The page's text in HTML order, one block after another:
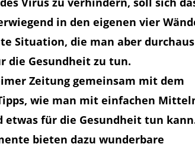
in den eigenen vier
Situation, die man aber durchaus
die Gesundheit zu tun.
Zeitung gemeinsam mit dem
wie man mit einfachen
etwas für die Gesundheit tun
bieten dazu wunderbare